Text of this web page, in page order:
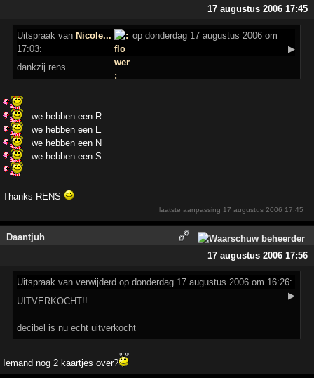
17 augustus 2006 17:45
Uitspraak van Nicole...
op donderdag 17 augustus 2006 om
17:03:
▶
dankzij rens
we hebben een R
we hebben een E
we hebben een N
we hebben een S
Thanks RENS
laatste aanpassing 17 augustus 2006 17:45
Daantjuh
17 augustus 2006 17:56
Uitspraak van verwijderd op donderdag 17 augustus 2006 om 16:26:
▶
UITVERKOCHT!!
decibel is nu echt uitverkocht
Iemand nog 2 kaartjes over?